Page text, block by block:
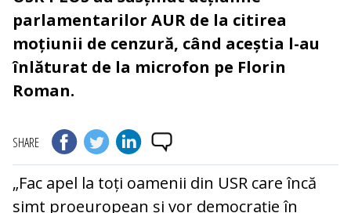
parlamentarilor AUR de la citirea
moțiunii de cenzură, când aceștia l-au
înlăturat de la microfon pe Florin
Roman.
SHARE
„Fac apel la toți oamenii din USR care încă
simt proeuropean și vor democrație în